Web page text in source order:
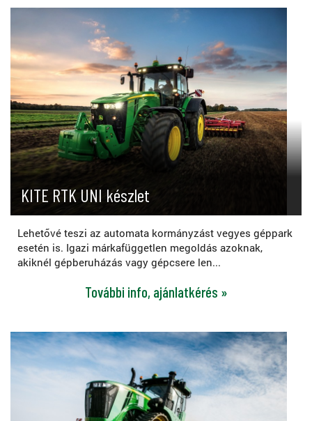
KITE RTK UNI készlet
Lehetővé teszi az automata kormányzást vegyes géppark
esetén is. Igazi márkafüggetlen megoldás azoknak,
akiknél gépberuházás vagy gépcsere len...
További info, ajánlatkérés »